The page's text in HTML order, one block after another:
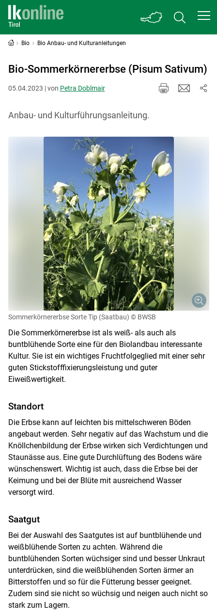
Bio Bio Anbau- und Kulturanleitungen
Bio-Sommerkörnererbse (Pisum Sativum)
05.04.2023 | von Petra Doblmair
Anbau- und Kulturführungsanleitung.
Sommerkörnererbse Sorte Tip (Saatbau) © BWSB
Die Sommerkörnererbse ist als weiß- als auch als
buntblühende Sorte eine für den Biolandbau interessante
Kultur. Sie ist ein wichtiges Fruchtfolgeglied mit einer sehr
guten Stickstofffixierungsleistung und guter
Eiweißwertigkeit.
Standort
Die Erbse kann auf leichten bis mittelschweren Böden
angebaut werden. Sehr negativ auf das Wachstum und die
Knöllchenbildung der Erbse wirken sich Verdichtungen und
Staunässe aus. Eine gute Durchlüftung des Bodens wäre
wünschenswert. Wichtig ist auch, dass die Erbse bei der
Keimung und bei der Blüte mit ausreichend Wasser
versorgt wird.
Saatgut
Bei der Auswahl des Saatgutes ist auf buntblühende und
weißblühende Sorten zu achten. Während die
buntblühenden Sorten wüchsiger sind und besser Unkraut
unterdrücken, sind die weißblühenden Sorten ärmer an
Bitterstoffen und so für die Fütterung besser geeignet.
Zudem sind sie nicht so wüchsig und neigen auch nicht so
stark zum Lagern.